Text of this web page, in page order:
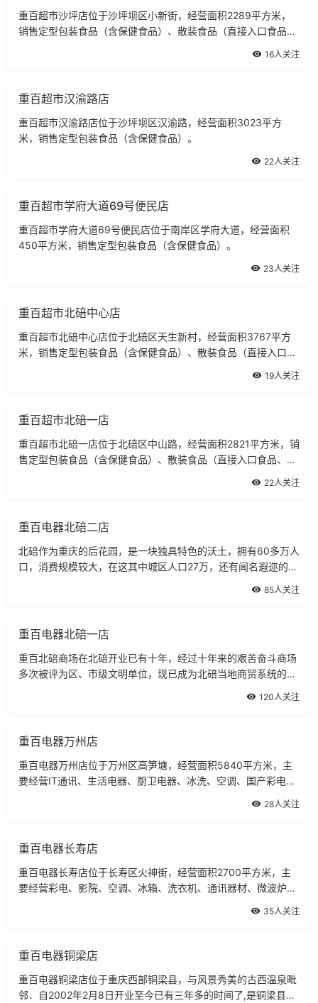
重百超市沙坪店位于沙坪坝区小新街，经营面积2289平方米，
销售定型包装食品（含保健食品）、散装食品（直接入口食品、
16人关注
重百超市汉渝路店
重百超市汉渝路店位于沙坪坝区汉渝路，经营面积3023平方
米，销售定型包装食品（含保健食品）。
22人关注
重百超市学府大道69号便民店
重百超市学府大道69号便民店位于南岸区学府大道，经营面积
450平方米，销售定型包装食品（含保健食品）。
23人关注
重百超市北碚中心店
重百超市北碚中心店位于北碚区天生新村，经营面积3767平方
米，销售定型包装食品（含保健食品）、散装食品（直接入口食
19人关注
重百超市北碚一店
重百超市北碚一店位于北碚区中山路，经营面积2821平方米，销
售定型包装食品（含保健食品）、散装食品（直接入口食品、非
22人关注
重百电器北碚二店
北碚作为重庆的后花园，是一块独具特色的沃土，拥有60多万人
口，消费规模较大，在这其中城区人口27万，还有闻名遐迩的西
85人关注
重百电器北碚一店
重百北碚商场在北碚开业已有十年，经过十年来的艰苦奋斗商场
多次被评为区、市级文明单位，现已成为北碚当地商贸系统的排
120人关注
重百电器万州店
重百电器万州店位于万州区高笋塘，经营面积5840平方米，主
要经营IT通讯、生活电器、厨卫电器、冰洗、空调、国产彩电、
28人关注
重百电器长寿店
重百电器长寿店位于长寿区火神街，经营面积2700平方米，主
要经营彩电、影院、空调、冰箱、洗衣机、通讯器材、微波炉、
35人关注
重百电器铜梁店
重百电器铜梁店位于重庆西部铜梁县，与风景秀美的古西温泉毗
邻．自2002年2月8日开业至今已有三年多的时间了,是铜梁县第